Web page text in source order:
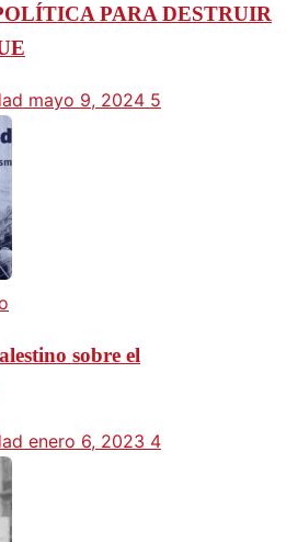
PARA DESTRUIR
mayo 9, 2024 5
sobre el
enero 6, 2023 4